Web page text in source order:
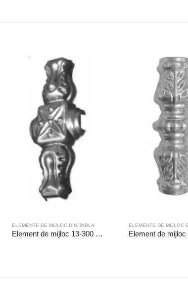
ELEMENTE DE MIJLOC DIN TABLA
Element de mijloc 13-300 Gaura (mm): ◻12.5
ELEMENTE DE MIJLOC